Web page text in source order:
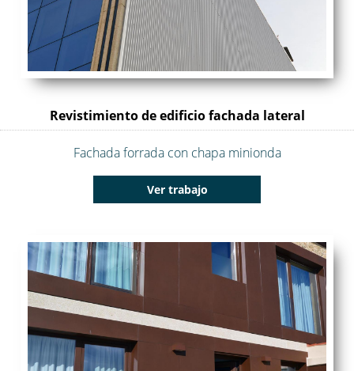
Revistimiento de edificio fachada lateral
Fachada forrada con chapa minionda
Ver trabajo